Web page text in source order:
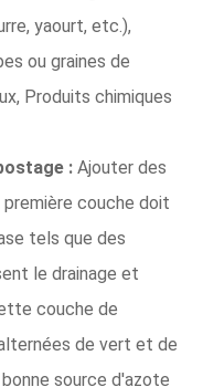
yaourt, etc.),
ou graines de
Produits chimiques
: Ajouter des
couche doit
tels que des
le drainage et
couche de
de vert et de
source d'azote